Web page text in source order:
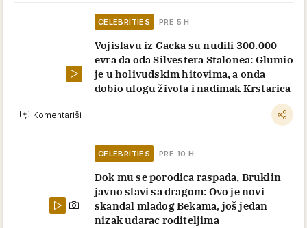
CELEBRITIES PRE 5 H
Vojislavu iz Gacka su nudili 300.000
evra da oda Silvestera Stalonea: Glumio
je u holivudskim hitovima, a onda
dobio ulogu života i nadimak Krstarica
Komentariši
CELEBRITIES PRE 10 H
Dok mu se porodica raspada, Bruklin
javno slavi sa dragom: Ovo je novi
skandal mladog Bekama, još jedan
nizak udarac roditeljima